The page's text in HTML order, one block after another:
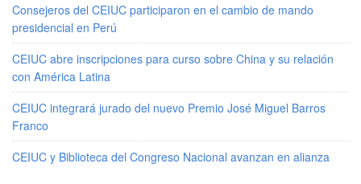
Consejeros del CEIUC participaron en el cambio de mando
presidencial en Perú
CEIUC abre inscripciones para curso sobre China y su relación
con América Latina
CEIUC integrará jurado del nuevo Premio José Miguel Barros
Franco
CEIUC y Biblioteca del Congreso Nacional avanzan en alianza